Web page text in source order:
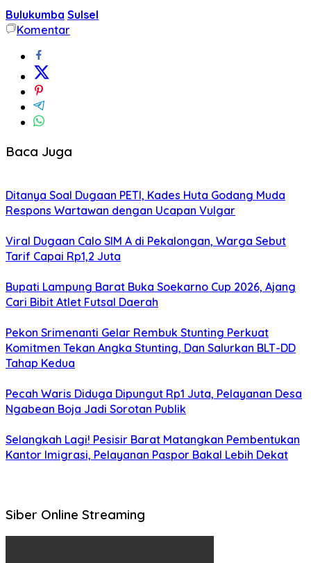
Bulukumba Sulsel
Komentar
Baca Juga
Ditanya Soal Dugaan PETI, Kades Huta Godang Muda
Respons Wartawan dengan Ucapan Vulgar
Viral Dugaan Calo SIM A di Pekalongan, Warga Sebut
Tarif Capai Rp1,2 Juta
Bupati Lampung Barat Buka Soekarno Cup 2026, Ajang
Cari Bibit Atlet Futsal Daerah
Pekon Srimenanti Gelar Rembuk Stunting Perkuat
Komitmen Tekan Angka Stunting, Dan Salurkan BLT-DD
Tahap Kedua
Pecah Waris Diduga Dipungut Rp1 Juta, Pelayanan Desa
Ngabean Boja Jadi Sorotan Publik
Selangkah Lagi! Pesisir Barat Matangkan Pembentukan
Kantor Imigrasi, Pelayanan Paspor Bakal Lebih Dekat
Siber Online Streaming